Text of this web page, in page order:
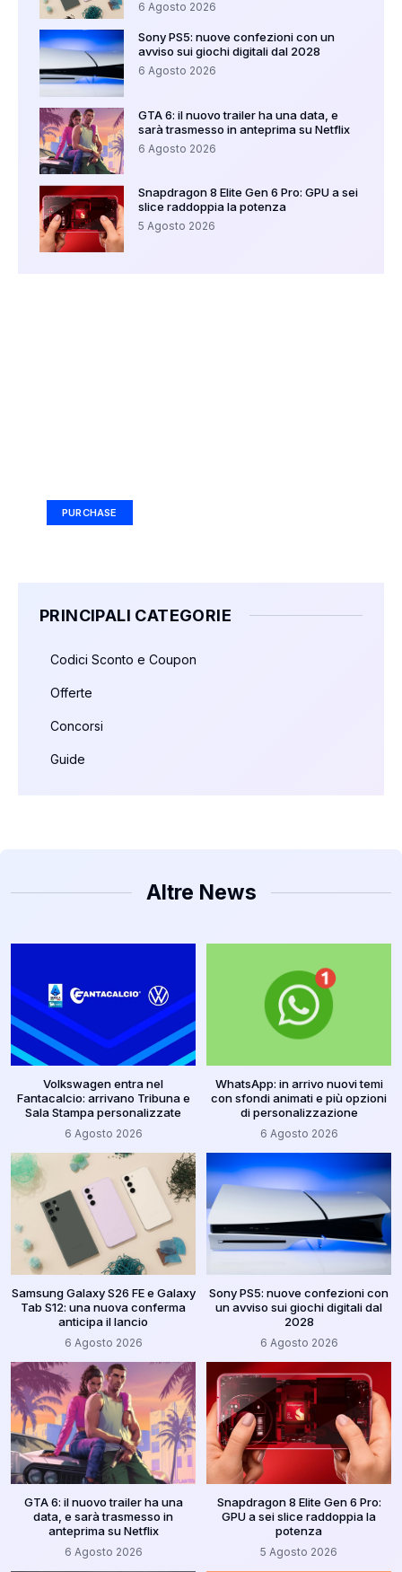
6 Agosto 2026
Sony PS5: nuove confezioni con un
avviso sui giochi digitali dal 2028
6 Agosto 2026
GTA 6: il nuovo trailer ha una data, e
sarà trasmesso in anteprima su Netflix
6 Agosto 2026
Snapdragon 8 Elite Gen 6 Pro: GPU a sei
slice raddoppia la potenza
5 Agosto 2026
PURCHASE
PRINCIPALI CATEGORIE
Codici Sconto e Coupon
Offerte
Concorsi
Guide
Altre News
Volkswagen entra nel
Fantacalcio: arrivano Tribuna e
Sala Stampa personalizzate
6 Agosto 2026
WhatsApp: in arrivo nuovi temi
con sfondi animati e più opzioni
di personalizzazione
6 Agosto 2026
Samsung Galaxy S26 FE e Galaxy
Tab S12: una nuova conferma
anticipa il lancio
6 Agosto 2026
Sony PS5: nuove confezioni con
un avviso sui giochi digitali dal
2028
6 Agosto 2026
GTA 6: il nuovo trailer ha una
data, e sarà trasmesso in
anteprima su Netflix
6 Agosto 2026
Snapdragon 8 Elite Gen 6 Pro:
GPU a sei slice raddoppia la
potenza
5 Agosto 2026